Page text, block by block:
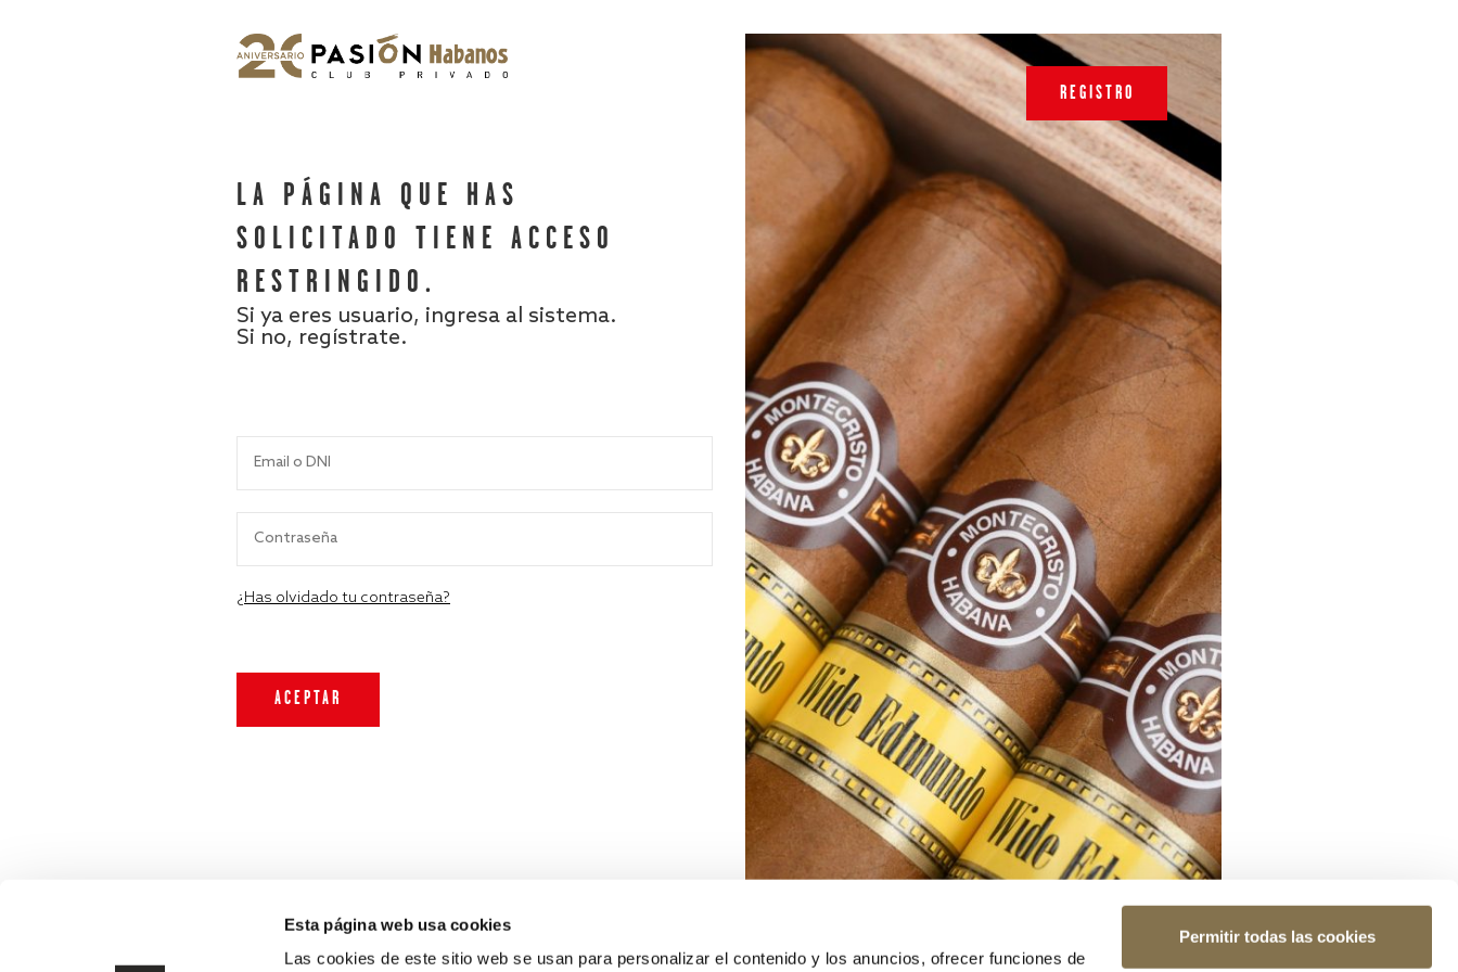
Esta página web usa cookies
Las cookies de este sitio web se usan para personalizar el contenido y los anuncios, ofrecer funciones de
Permitir todas las cookies
LA PÁGINA QUE HAS
SOLICITADO TIENE ACCESO
RESTRINGIDO.
Si ya eres usuario, ingresa al sistema.
Si no, regístrate.
¿Has olvidado tu contraseña?
REGISTRO